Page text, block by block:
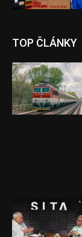
TOP ČLÁNKY